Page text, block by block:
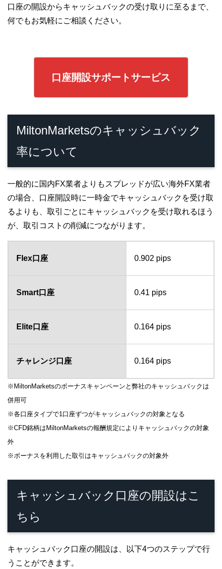
口座の開設からキャッシュバックの受け取りに至るまで、
何でもお気軽にご相談ください。
口座開設サポートサービス
MiltonMarketsのキャッシュバック
率について
一般的に国内FX業者よりもスプレッドが広い海外FX業者
の場合、口座開設時に一時金でキャッシュバックを受け取
るよりも、取引ごとにキャッシュバックを受け取れるほう
が、取引コストの削減につながります。
Flex口座 0.902 pips
Smart口座 0.41 pips
Elite口座 0.164 pips
チャレンジ口座 0.164 pips
※MiltonMarketsのボーナスキャンペーンと弊社のキャッシュバックは
併用可
※各口座タイプで1口座ずつがキャッシュバックの対象となる
※CFD銘柄はMiltonMarketsの報酬規定によりキャッシュバックの対象
外
※ボーナスを利用した取引はキャッシュバックの対象外
キャッシュバック口座の開設はこ
ちら
キャッシュバック口座の開設は、以下4つのステップで行
うことができます。